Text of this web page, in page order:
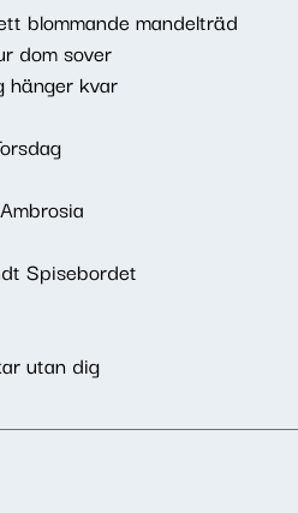
blommande mandelträd
dom sover
hänger kvar
Spisebordet
utan dig